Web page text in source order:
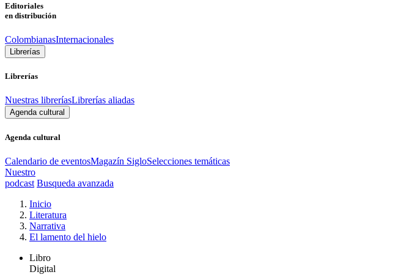
Editoriales
en distribución
ColombianasInternacionales
Librerías
Librerías
Nuestras libreríasLibrerías aliadas
Agenda cultural
Agenda cultural
Calendario de eventosMagazín SigloSelecciones temáticas
Nuestro
podcast Busqueda avanzada
Inicio
Literatura
Narrativa
El lamento del hielo
Libro
Digital